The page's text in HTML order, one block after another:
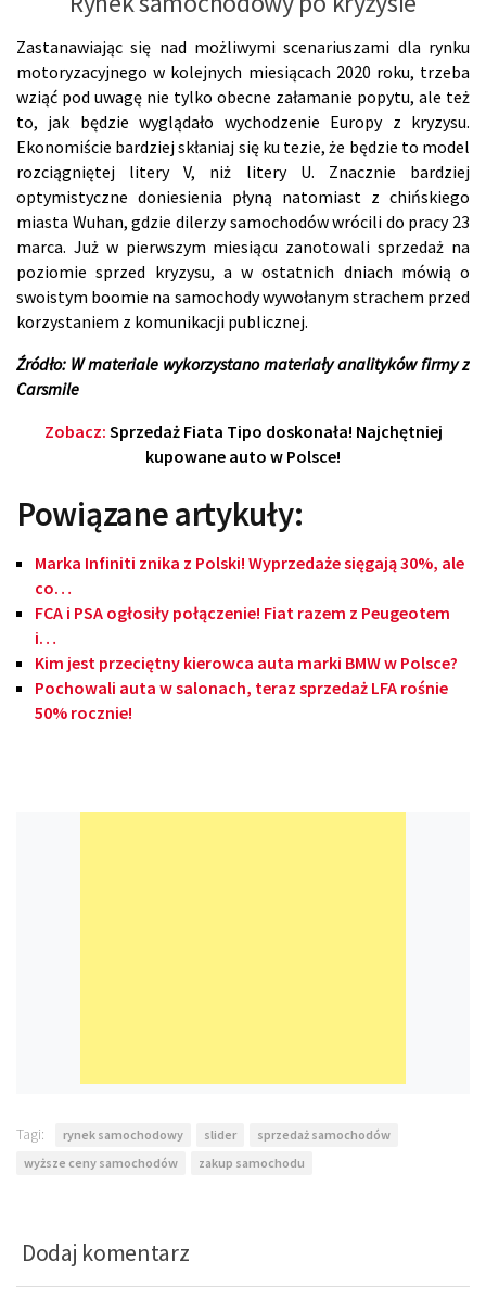
Zastanawiając się nad możliwymi scenariuszami dla rynku
motoryzacyjnego w kolejnych miesiącach 2020 roku, trzeba
wziąć pod uwagę nie tylko obecne załamanie popytu, ale też
to, jak będzie wyglądało wychodzenie Europy z kryzysu.
Ekonomiście bardziej skłaniaj się ku tezie, że będzie to model
rozciągniętej litery V, niż litery U. Znacznie bardziej
optymistyczne doniesienia płyną natomiast z chińskiego
miasta Wuhan, gdzie dilerzy samochodów wrócili do pracy 23
marca. Już w pierwszym miesiącu zanotowali sprzedaż na
poziomie sprzed kryzysu, a w ostatnich dniach mówią o
swoistym boomie na samochody wywołanym strachem przed
korzystaniem z komunikacji publicznej.
Źródło: W materiale wykorzystano materiały analityków firmy z
Carsmile
Zobacz: Sprzedaż Fiata Tipo doskonała! Najchętniej
kupowane auto w Polsce!
Powiązane artykuły:
Marka Infiniti znika z Polski! Wyprzedaże sięgają 30%, ale
co…
FCA i PSA ogłosiły połączenie! Fiat razem z Peugeotem
i…
Kim jest przeciętny kierowca auta marki BMW w Polsce?
Pochowali auta w salonach, teraz sprzedaż LFA rośnie
50% rocznie!
Tagi: rynek samochodowy slider
sprzedaż samochodów
wyższe ceny samochodów
zakup samochodu
Dodaj komentarz